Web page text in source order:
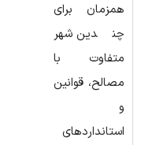
همزمان برای
چندین شهر
متفاوت با
مصالح، قوانین
استانداردهای